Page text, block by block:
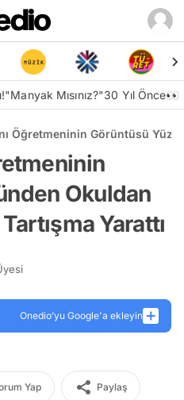
"Manyak Mısınız?"30 Yıl Önce👀
Öğretmeninin Görüntüsü
Okuldan
Yarattı
Onedio’yu Google'a ekleyin
Yap Paylaş